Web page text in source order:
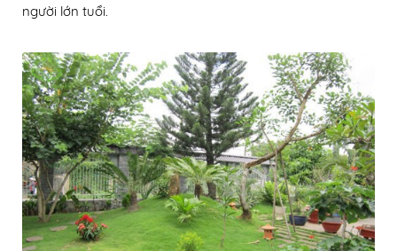
người lớn tuổi.